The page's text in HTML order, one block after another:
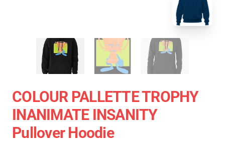
COLOUR PALLETTE TROPHY
INANIMATE INSANITY
Pullover Hoodie